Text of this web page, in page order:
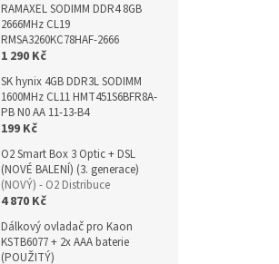
RAMAXEL SODIMM DDR4 8GB
2666MHz CL19
RMSA3260KC78HAF-2666
1 290 Kč
SK hynix 4GB DDR3L SODIMM
1600MHz CL11 HMT451S6BFR8A-
PB N0 AA 11-13-B4
199 Kč
O2 Smart Box 3 Optic + DSL
(NOVÉ BALENÍ) (3. generace)
(NOVÝ) - O2 Distribuce
4 870 Kč
Dálkový ovladač pro Kaon
KSTB6077 + 2x AAA baterie
(POUŽITÝ)